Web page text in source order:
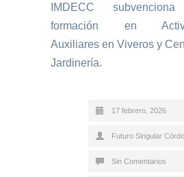
IMDECC
formación en
Auxiliares en Viveros y
Jardinería.
17 febrero, 2026
Futuro Singular
Sin Comentarios